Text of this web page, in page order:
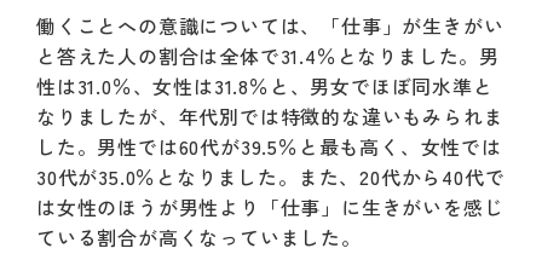
働くことへの意識については、「仕事」が生きがい
と答えた人の割合は全体で31.4％となりました。男
性は31.0％、女性は31.8％と、男女でほぼ同水準と
なりましたが、年代別では特徴的な違いもみられま
した。男性では60代が39.5％と最も高く、女性では
30代が35.0％となりました。また、20代から40代で
は女性のほうが男性より「仕事」に生きがいを感じ
ている割合が高くなっていました。